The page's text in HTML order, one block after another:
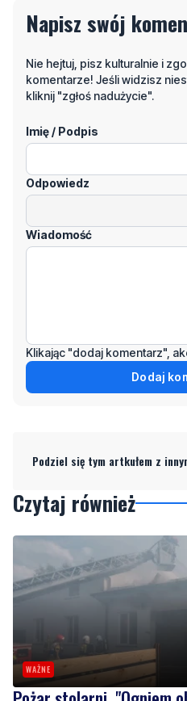
Napisz swój
Nie hejtuj, pisz kulturalnie i
komentarze! Jeśli widzisz
kliknij "zgłoś nadużycie".
Imię / Podpis
Odpowiedz
Wiadomość
Klikając "dodaj komentarz",
Dodaj
Podziel się tym artkułem z
Czytaj również
WAŻNE